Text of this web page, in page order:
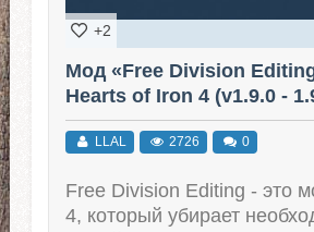
+2
Мод «Free Division
Hearts of Iron 4 (v1.9.0 -
LLAL 2726 0
Free Division Editing - это
4, который убирает